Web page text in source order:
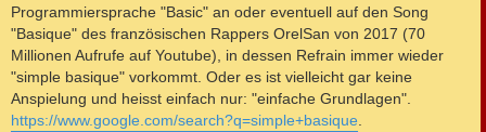
Programmiersprache "Basic" an oder eventuell auf den Song
"Basique" des französischen Rappers OrelSan von 2017 (70
Millionen Aufrufe auf Youtube), in dessen Refrain immer wieder
"simple basique" vorkommt. Oder es ist vielleicht gar keine
Anspielung und heisst einfach nur: "einfache Grundlagen".
https://www.google.com/search?q=simple+basique